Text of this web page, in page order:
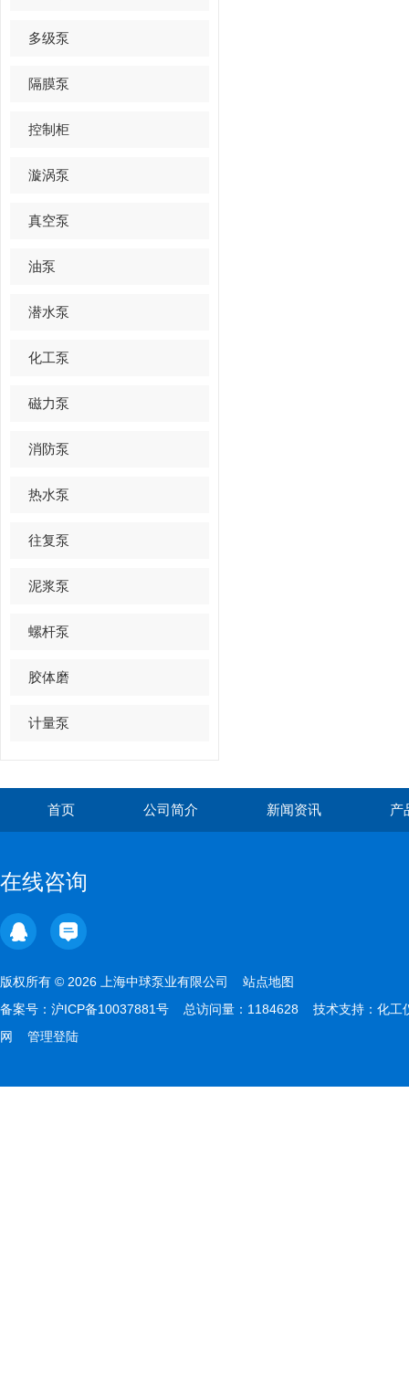
多级泵
隔膜泵
控制柜
漩涡泵
真空泵
油泵
潜水泵
化工泵
磁力泵
消防泵
热水泵
往复泵
泥浆泵
螺杆泵
胶体磨
计量泵
首页 公司简介 新闻资讯 产
在线咨询
版权所有 © 2026 上海中球泵业有限公司 站点地图
备案号： 沪ICP备10037881号 总访问量：1184628 技术支持： 化工
网
管理登陆